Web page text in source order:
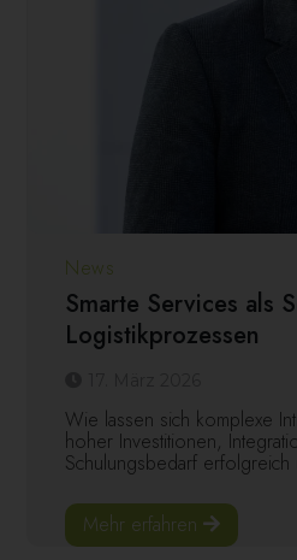
News
Smarte Services als
Logistikprozessen
Wie lassen sich komplexe
hoher Investitionen,
Schulungsbedarf erfolgreich
Mehr erfahren